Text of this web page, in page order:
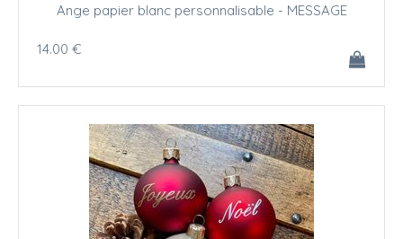
Ange papier blanc personnalisable - MESSAGE
14.00 €